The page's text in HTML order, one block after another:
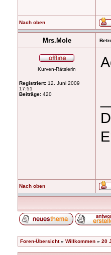
Nach oben
Mrs.Mole
Kurven-Rätslerin
Registriert: 12. Juni 2009
17:51
Beiträge: 420
Nach oben
Foren-Übersicht» Willkommen » 20